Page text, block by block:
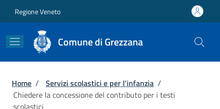
Regione Veneto
Comune di Grezzana
Briciole di pane
Home / Servizi scolastici e per l'infanzia /
Chiedere la concessione del contributo per i testi
scolastici